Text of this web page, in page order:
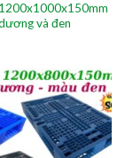
và đen